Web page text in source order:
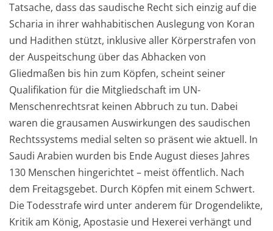
Tatsache, dass das saudische Recht sich einzig auf die
Scharia in ihrer wahhabitischen Auslegung von Koran
und Hadithen stützt, inklusive aller Körperstrafen von
der Auspeitschung über das Abhacken von
Gliedmaßen bis hin zum Köpfen, scheint seiner
Qualifikation für die Mitgliedschaft im UN-
Menschenrechtsrat keinen Abbruch zu tun. Dabei
waren die grausamen Auswirkungen des saudischen
Rechtssystems medial selten so präsent wie aktuell. In
Saudi Arabien wurden bis Ende August dieses Jahres
130 Menschen hingerichtet – meist öffentlich. Nach
dem Freitagsgebet. Durch Köpfen mit einem Schwert.
Die Todesstrafe wird unter anderem für Drogendelikte,
Kritik am König, Apostasie und Hexerei verhängt und